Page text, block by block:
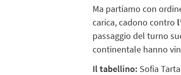
Ma partiamo con
carica, cadono contro
passaggio del turno
continentale hanno
Il tabellino: Sofia